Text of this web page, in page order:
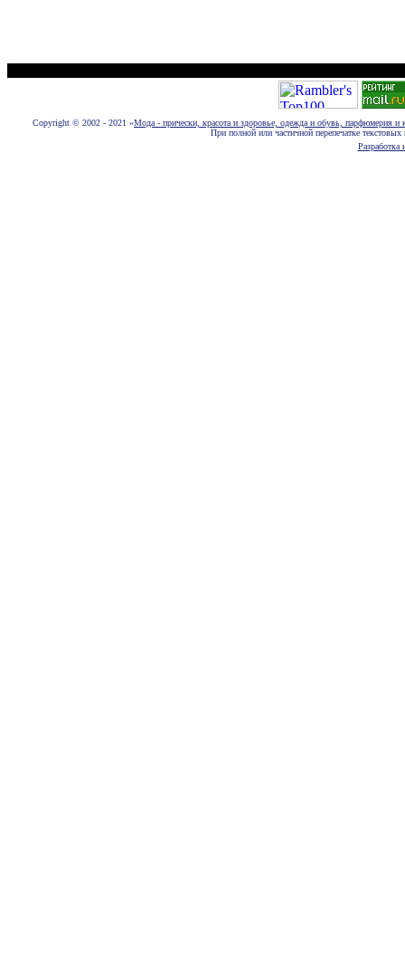
Copyright © 2002 - 2021 «Мода - прически, красота и здоровье, одежда и обувь, парфюмерия и
При полной или частичной перепечатке
Разработка